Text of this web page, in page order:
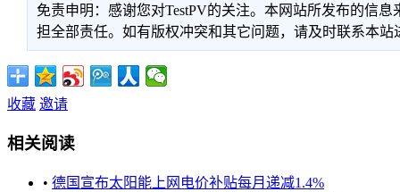
免责申明：感谢您对TestPV的关注。本网站所发布的信
担全部责任。如有版权冲突和其它问题，请及时联系本
收藏 邀请
相关阅读
• 德国宣布太阳能上网电价补贴每月递减1.4%